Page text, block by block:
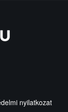
nyilatkozat